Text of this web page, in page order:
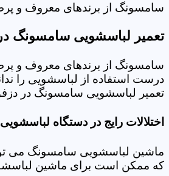
سامسونگ از برندهای معروف و
تعمیر لباسشویی سامسونگ
سامسونگ از برندهای معروف و
درست استفاده از لباسشویی را
تعمیر لباسشویی سامسونگ در
اختلالات رایج در دستگاه
ماشین لباسشویی سامسونگ می
که ممکن است برای ماشین